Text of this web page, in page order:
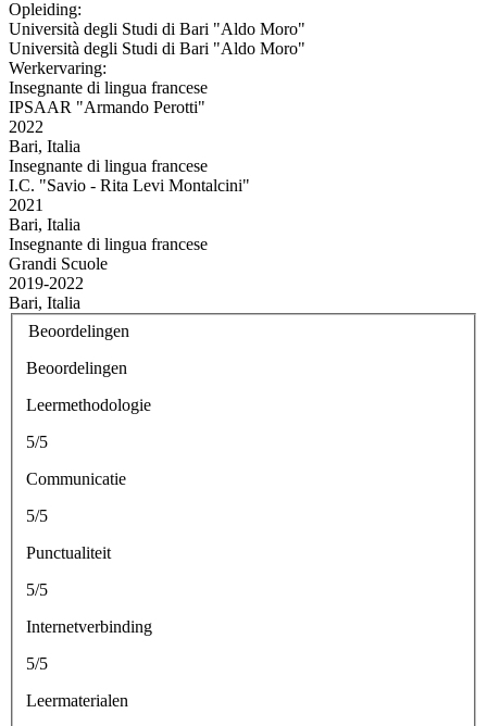
Opleiding:
Università degli Studi di Bari "Aldo Moro"
Università degli Studi di Bari "Aldo Moro"
Werkervaring:
Insegnante di lingua francese
IPSAAR "Armando Perotti"
2022
Bari, Italia
Insegnante di lingua francese
I.C. "Savio - Rita Levi Montalcini"
2021
Bari, Italia
Insegnante di lingua francese
Grandi Scuole
2019-2022
Bari, Italia
Beoordelingen
Beoordelingen
Leermethodologie
5/5
Communicatie
5/5
Punctualiteit
5/5
Internetverbinding
5/5
Leermaterialen